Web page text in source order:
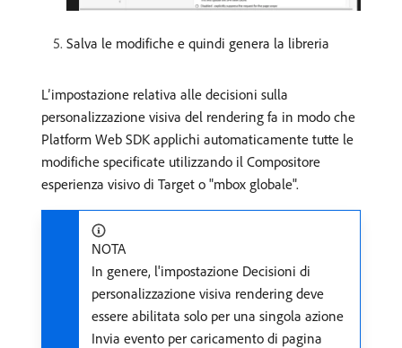
Salva le modifiche e quindi genera la libreria
L’impostazione relativa alle decisioni sulla
personalizzazione visiva del rendering fa in modo che
Platform Web SDK applichi automaticamente tutte le
modifiche specificate utilizzando il Compositore
esperienza visivo di Target o "mbox globale".
NOTA
In genere, l'impostazione Decisioni di
personalizzazione visiva rendering deve
essere abilitata solo per una singola azione
Invia evento per caricamento di pagina